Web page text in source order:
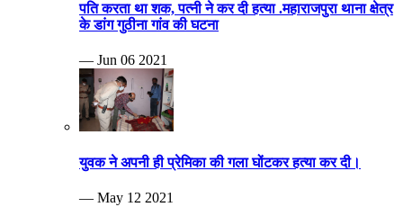
पति करता था शक, पत्नी ने कर दी हत्या .महाराजपुरा थाना क्षेत्र
के डांग गुठीना गांव की घटना
— Jun 06 2021
युवक ने अपनी ही प्रेमिका की गला घोंटकर हत्या कर दी।
— May 12 2021